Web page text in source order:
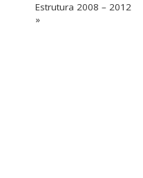
Estrutura 2008 – 2012
»